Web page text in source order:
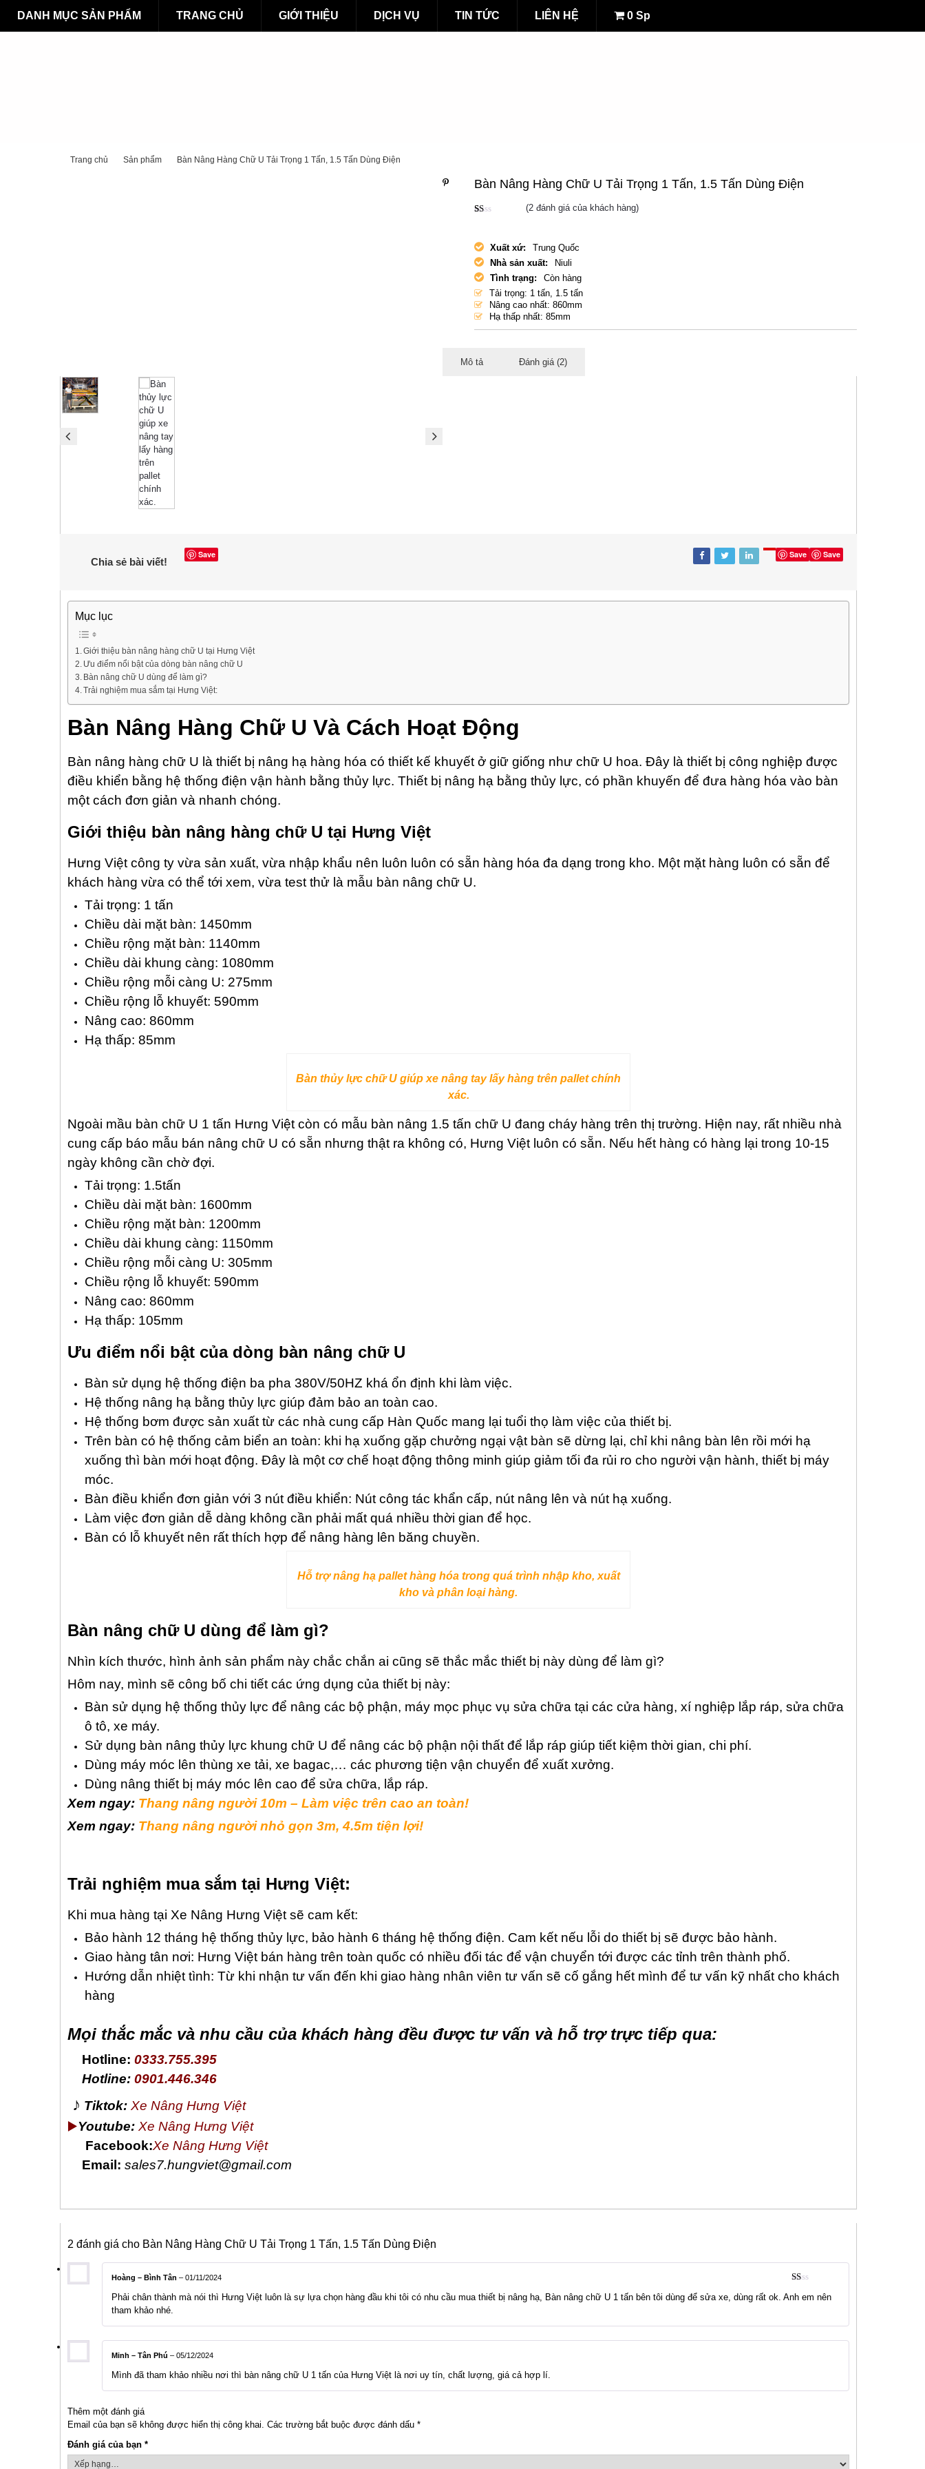
DANH MỤC SẢN PHẨM TRANG CHỦ GIỚI THIỆU DỊCH VỤ TIN TỨC LIÊN HỆ 0 Sp
Trang chủ Sản phẩm Bàn Nâng Hàng Chữ U Tải Trọng 1 Tấn, 1.5 Tấn Dùng Điện
Bàn Nâng Hàng Chữ U Tải Trọng 1 Tấn, 1.5 Tấn Dùng Điện
trê
n
5
dự
a
trê
n
đá
nh
gi
á
(2đánh giá của khách hàng)
Xuất xứ:
Trung Quốc
Nhà sản xuất:
Niuli
Tình trạng:
Còn hàng
Tải trọng: 1 tấn, 1.5 tấn
Nâng cao nhất: 860mm
Hạ thấp nhất: 85mm
Chia sẻ bài viết!
Save Save
Save
Mô tả Đánh giá (2)
Mục lục
Giới thiệu bàn nâng hàng chữ U tại Hưng Việt
Ưu điểm nổi bật của dòng bàn nâng chữ U
Bàn nâng chữ U dùng để làm gì?
Trải nghiệm mua sắm tại Hưng Việt:
Bàn Nâng Hàng Chữ U Và Cách Hoạt Động
Bàn nâng hàng chữ U là thiết bị nâng hạ hàng hóa có thiết kế khuyết ở giữ giống như chữ U hoa. Đây là thiết bị công nghiệp được
điều khiển bằng hệ thống điện vận hành bằng thủy lực. Thiết bị nâng hạ bằng thủy lực, có phần khuyến để đưa hàng hóa vào bàn
một cách đơn giản và nhanh chóng.
Giới thiệu bàn nâng hàng chữ U tại Hưng Việt
Hưng Việt công ty vừa sản xuất, vừa nhập khẩu nên luôn luôn có sẵn hàng hóa đa dạng trong kho. Một mặt hàng luôn có sẵn để
khách hàng vừa có thể tới xem, vừa test thử là mẫu bàn nâng chữ U.
Tải trọng: 1 tấn
Chiều dài mặt bàn: 1450mm
Chiều rộng mặt bàn: 1140mm
Chiều dài khung càng: 1080mm
Chiều rộng mỗi càng U: 275mm
Chiều rộng lỗ khuyết: 590mm
Nâng cao: 860mm
Hạ thấp: 85mm
Bàn thủy lực chữ U giúp xe nâng tay lấy hàng trên pallet chính
xác.
Ngoài mầu bàn chữ U 1 tấn Hưng Việt còn có mẫu bàn nâng 1.5 tấn chữ U đang cháy hàng trên thị trường. Hiện nay, rất nhiều nhà
cung cấp báo mẫu bán nâng chữ U có sẵn nhưng thật ra không có, Hưng Việt luôn có sẵn. Nếu hết hàng có hàng lại trong 10-15
ngày không cần chờ đợi.
Tải trọng: 1.5tấn
Chiều dài mặt bàn: 1600mm
Chiều rộng mặt bàn: 1200mm
Chiều dài khung càng: 1150mm
Chiều rộng mỗi càng U: 305mm
Chiều rộng lỗ khuyết: 590mm
Nâng cao: 860mm
Hạ thấp: 105mm
Ưu điểm nổi bật của dòng bàn nâng chữ U
Bàn sử dụng hệ thống điện ba pha 380V/50HZ khá ổn định khi làm việc.
Hệ thống nâng hạ bằng thủy lực giúp đảm bảo an toàn cao.
Hệ thống bơm được sản xuất từ các nhà cung cấp Hàn Quốc mang lại tuổi thọ làm việc của thiết bị.
Trên bàn có hệ thống cảm biển an toàn: khi hạ xuống gặp chưởng ngại vật bàn sẽ dừng lại, chỉ khi nâng bàn lên rồi mới hạ
xuống thì bàn mới hoạt động. Đây là một cơ chế hoạt động thông minh giúp giảm tối đa rủi ro cho người vận hành, thiết bị máy
móc.
Bàn điều khiển đơn giản với 3 nút điều khiển: Nút công tác khẩn cấp, nút nâng lên và nút hạ xuống.
Làm việc đơn giản dễ dàng không cần phải mất quá nhiều thời gian để học.
Bàn có lỗ khuyết nên rất thích hợp để nâng hàng lên băng chuyền.
Hỗ trợ nâng hạ pallet hàng hóa trong quá trình nhập kho, xuất
kho và phân loại hàng.
Bàn nâng chữ U dùng để làm gì?
Nhìn kích thước, hình ảnh sản phẩm này chắc chắn ai cũng sẽ thắc mắc thiết bị này dùng để làm gì?
Hôm nay, mình sẽ công bố chi tiết các ứng dụng của thiết bị này:
Bàn sử dụng hệ thống thủy lực để nâng các bộ phận, máy mọc phục vụ sửa chữa tại các cửa hàng, xí nghiệp lắp ráp, sửa chữa
ô tô, xe máy.
Sử dụng bàn nâng thủy lực khung chữ U để nâng các bộ phận nội thất để lắp ráp giúp tiết kiệm thời gian, chi phí.
Dùng máy móc lên thùng xe tải, xe bagac,… các phương tiện vận chuyển để xuất xưởng.
Dùng nâng thiết bị máy móc lên cao để sửa chữa, lắp ráp.
Xem ngay: Thang nâng người 10m – Làm việc trên cao an toàn!
Xem ngay: Thang nâng người nhỏ gọn 3m, 4.5m tiện lợi!
Trải nghiệm mua sắm tại Hưng Việt:
Khi mua hàng tại Xe Nâng Hưng Việt sẽ cam kết:
Bảo hành 12 tháng hệ thống thủy lực, bảo hành 6 tháng hệ thống điện. Cam kết nếu lỗi do thiết bị sẽ được bảo hành.
Giao hàng tân nơi: Hưng Việt bán hàng trên toàn quốc có nhiều đối tác để vận chuyển tới được các tỉnh trên thành phố.
Hướng dẫn nhiệt tình: Từ khi nhận tư vấn đến khi giao hàng nhân viên tư vấn sẽ cố gắng hết mình để tư vấn kỹ nhất cho khách
hàng
Mọi thắc mắc và nhu cầu của khách hàng đều được tư vấn và hỗ trợ trực tiếp qua:
Hotline:0333.755.395
Hotline:0901.446.346
♪ Tiktok: Xe Nâng Hưng Việt
▶️Youtube: Xe Nâng Hưng Việt
Facebook:Xe Nâng Hưng Việt
Email:sales7.hungviet@gmail.com
2 đánh giá cho Bàn Nâng Hàng Chữ U Tải Trọng 1 Tấn, 1.5 Tấn Dùng Điện
ượ
p
ng
Hoàng – Bình Tân – 01/11/2024
Phải chân thành mà nói thì Hưng Việt luôn là sự lựa chọn hàng đầu khi tôi có nhu cầu mua thiết bị nâng hạ, Bàn nâng chữ U 1 tấn bên tôi dùng để sửa xe, dùng rất ok. Anh em nên
tham khảo nhé.
Minh – Tân Phú – 05/12/2024
Mình đã tham khảo nhiều nơi thì bàn nâng chữ U 1 tấn của Hưng Việt là nơi uy tín, chất lượng, giá cả hợp lí.
Thêm một đánh giá
Email của bạn sẽ không được hiển thị công khai. Các trường bắt buộc được đánh dấu *
Đánh giá của bạn *